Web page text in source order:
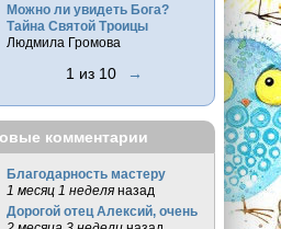
Можно ли увидеть Бога?
Тайна Святой Троицы
Людмила Громова
1 из 10 →
комментарии
Благодарность мастеру
1 месяц 1 неделяназад
Дорогой отец Алексий, очень